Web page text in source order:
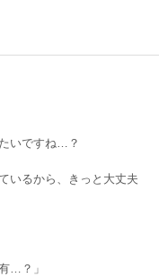
いですね…？
いるから、きっと大丈夫
…？」